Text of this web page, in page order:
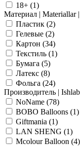
18+ (1)
Материал | Materiallar
Пластик (2)
Гелевые (2)
Картон (34)
Текстиль (1)
Бумага (5)
Латекс (8)
Фольга (24)
Производитель |
NoName (78)
BOBO Balloons (1)
Giftmania (1)
LAN SHENG (1)
Mcolour Balloon (4)